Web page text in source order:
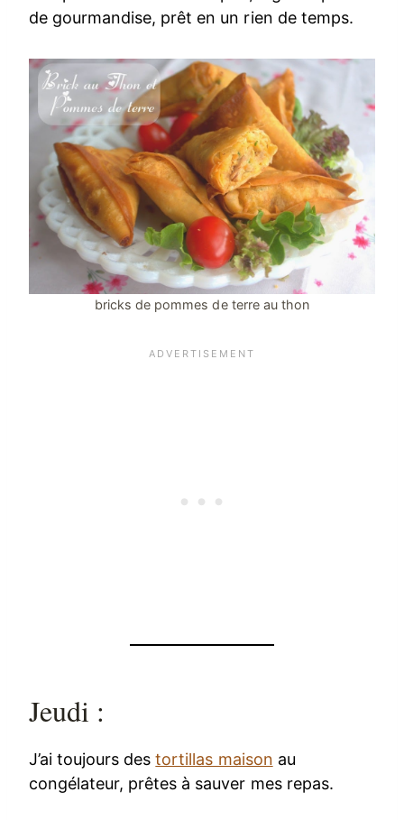
de gourmandise, prêt en un rien de temps.
bricks de pommes de terre au thon
Jeudi :
J’ai toujours destortillas maison au
congélateur, prêtes à sauver mes repas.